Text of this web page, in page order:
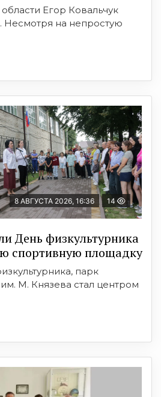
Егор Ковальчук
Несмотря на непростую
8 АВГУСТА 2026, 16:36 14
День физкультурника
спортивную площадку
парк
М. Князева стал центром